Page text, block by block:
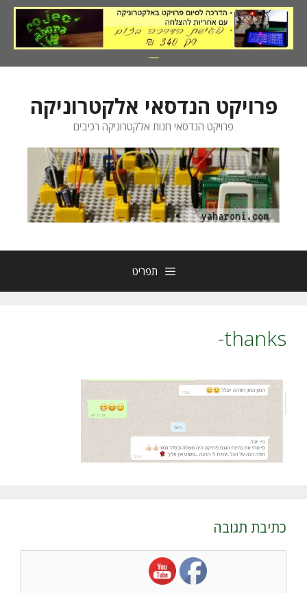
לדלג
לתוכן
פרויקט הנדסאי אלקטרוניקה
פרויקט הנדסאי חנות אלקטרוניקה רכיבים
תפריט
thanks-
כתיבת תגובה
תגובה